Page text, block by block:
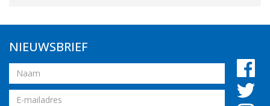
NIEUWSBRIEF
Naam
Email